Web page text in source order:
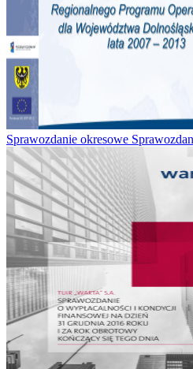
Sprawozdanie okresowe